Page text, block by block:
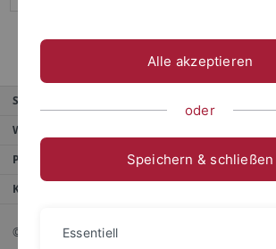
Service
Weitere Angebote
Portale
Kontaktinfo
© 2026 Eberhard Karls Universität Tübingen, Tübingen
Alle akzeptieren
oder
Speichern & schließen
Essentiell